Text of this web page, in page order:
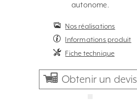
autonome.
Nos réalisations
Informations produit
Fiche technique
Obtenir un devis